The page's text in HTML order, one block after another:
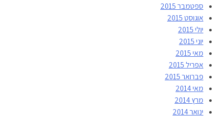
ספטמבר 2015
אוגוסט 2015
יולי 2015
יוני 2015
מאי 2015
אפריל 2015
פברואר 2015
מאי 2014
מרץ 2014
ינואר 2014